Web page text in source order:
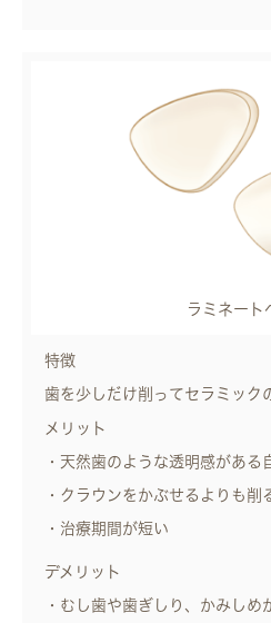
ラミネート
特徴
歯を少しだけ削ってセラミック
メリット
・天然歯のような透明感がある
・クラウンをかぶせるよりも削
・治療期間が短い
デメリット
・むし歯や歯ぎしり、かみし